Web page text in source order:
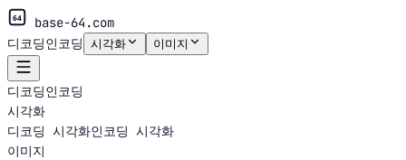
64
base-64.com
디코딩인코딩 시각화 이미지
디코딩인코딩
시각화
디코딩 시각화인코딩 시각화
이미지